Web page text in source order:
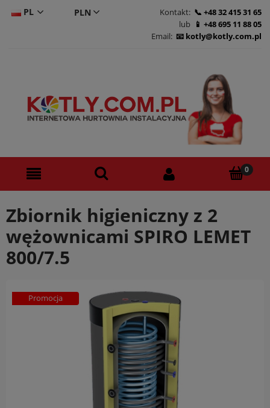
PL Kontakt:
+48 32 415 31 65
lub
+48 695 11 88 05
Email:
kotly@kotly.com.pl
Zbiornik higieniczny z 2
wężownicami SPIRO LEMET
800/7.5
Promocja